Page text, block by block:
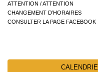
ATTENTION / ATTENTION
CHANGEMENT D’HORAIRES
CONSULTER LA PAGE FACEBOOK